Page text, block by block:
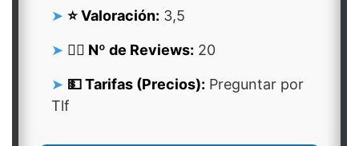
⭐ Valoración: 3,5
👍🏻 Nº de Reviews: 20
💵 Tarifas (Precios): Preguntar por
Tlf